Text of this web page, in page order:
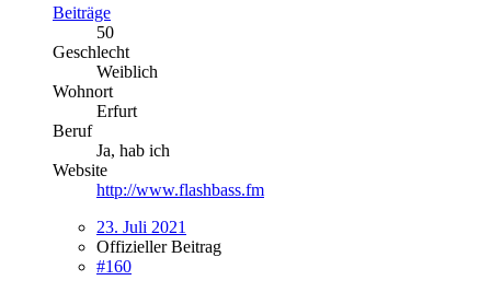
Beiträge
50
Geschlecht
Weiblich
Wohnort
Erfurt
Beruf
Ja, hab ich
Website
http://www.flashbass.fm
23. Juli 2021
Offizieller Beitrag
#160